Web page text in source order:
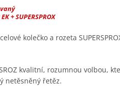
+ SUPERSPROX
kolečko a rozeta
kvalitní, rozumnou volbou,
netěsněný řetěz.